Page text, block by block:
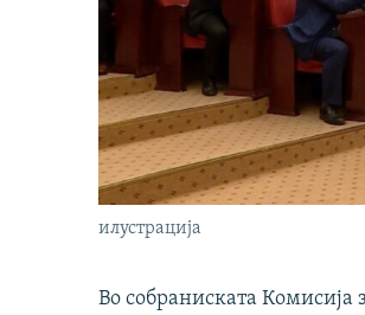
илустрација
Во собраниската Комисија